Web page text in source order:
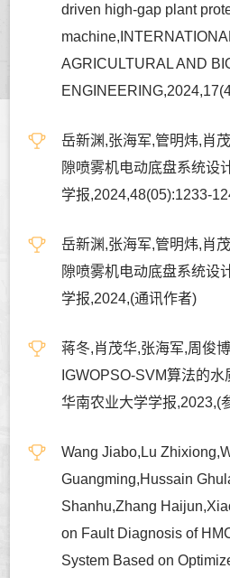
driven high-gap plant
AGRICULTURAL AND
岳新渊,张海军,管明炜,肖
隙喷雾机电动底盘系统设
学报,2024,48(05):1233-
岳新渊,张海军,管明炜,肖
隙喷雾机电动底盘系统设
学报,2024,(通讯作者)
蒋冬,肖茂华,张海军,周俊
IGWOPSO-SVM算法的
华南农业大学学报,2023,(
Wang Jiabo,Lu
Guangming,Hussain
Shanhu,Zhang
on Fault Diagnosis of
System Based on